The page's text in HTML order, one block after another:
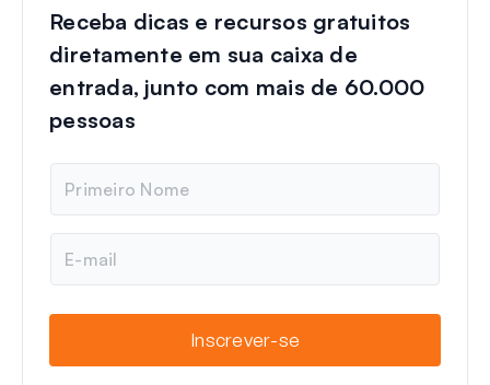
Receba dicas e recursos gratuitos
diretamente em sua caixa de
entrada, junto com mais de 60.000
pessoas
m
e
m
Inscrever-se